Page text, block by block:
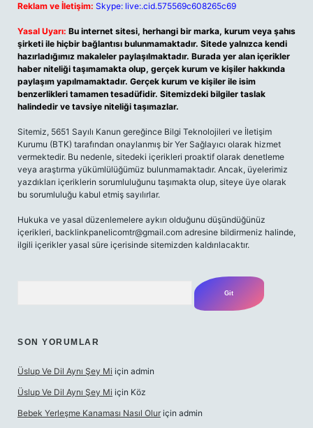
Reklam ve İletişim: Skype: live:.cid.575569c608265c69
Yasal Uyarı: Bu internet sitesi, herhangi bir marka, kurum veya şahıs
şirketi ile hiçbir bağlantısı bulunmamaktadır. Sitede yalnızca kendi
hazırladığımız makaleler paylaşılmaktadır. Burada yer alan içerikler
haber niteliği taşımamakta olup, gerçek kurum ve kişiler hakkında
paylaşım yapılmamaktadır. Gerçek kurum ve kişiler ile isim
benzerlikleri tamamen tesadüfidir. Sitemizdeki bilgiler taslak
halindedir ve tavsiye niteliği taşımazlar.
Sitemiz, 5651 Sayılı Kanun gereğince Bilgi Teknolojileri ve İletişim
Kurumu (BTK) tarafından onaylanmış bir Yer Sağlayıcı olarak hizmet
vermektedir. Bu nedenle, sitedeki içerikleri proaktif olarak denetleme
veya araştırma yükümlülüğümüz bulunmamaktadır. Ancak, üyelerimiz
yazdıkları içeriklerin sorumluluğunu taşımakta olup, siteye üye olarak
bu sorumluluğu kabul etmiş sayılırlar.
Hukuka ve yasal düzenlemelere aykırı olduğunu düşündüğünüz
içerikleri, backlinkpanelicomtr@gmail.com adresine bildirmeniz halinde,
ilgili içerikler yasal süre içerisinde sitemizden kaldırılacaktır.
SON YORUMLAR
Üslup Ve Dil Aynı Şey Mi için admin
Üslup Ve Dil Aynı Şey Mi için Köz
Bebek Yerleşme Kanaması Nasıl Olur için admin